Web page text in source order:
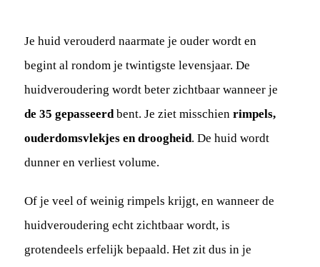
Je huid verouderd naarmate je ouder wordt en
begint al rondom je twintigste levensjaar. De
huidveroudering wordt beter zichtbaar wanneer je
de 35 gepasseerdbent. Je ziet misschien rimpels,
ouderdomsvlekjes en droogheid. De huid wordt
dunner en verliest volume.
Of je veel of weinig rimpels krijgt, en wanneer de
huidveroudering echt zichtbaar wordt, is
grotendeels erfelijk bepaald. Het zit dus in je